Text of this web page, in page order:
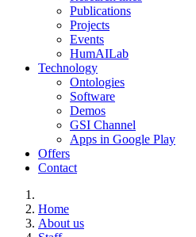
Publications
Projects
Events
HumAILab
Technology
Ontologies
Software
Demos
GSI Channel
Apps in Google Play
Offers
Contact
Home
About us